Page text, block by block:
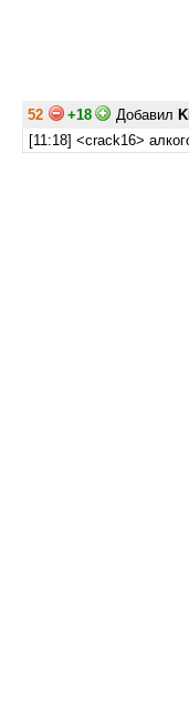
52 +18 Добавил
[11:18] <crack16>